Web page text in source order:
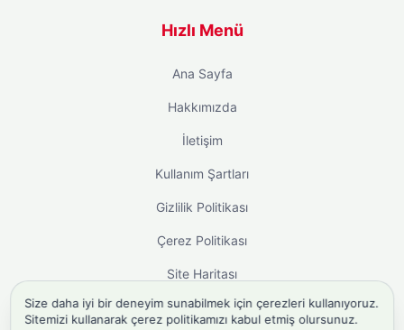
Hızlı Menü
Ana Sayfa
Hakkımızda
İletişim
Kullanım Şartları
Gizlilik Politikası
Çerez Politikası
Site Haritası
Size daha iyi bir deneyim sunabilmek için çerezleri kullanıyoruz.
Sitemizi kullanarak çerez politikamızı kabul etmiş olursunuz.